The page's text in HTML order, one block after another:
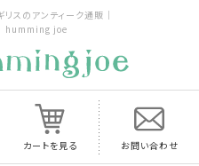
スのアンティーク通販｜
humming joe
カートを見る お問い合わせ